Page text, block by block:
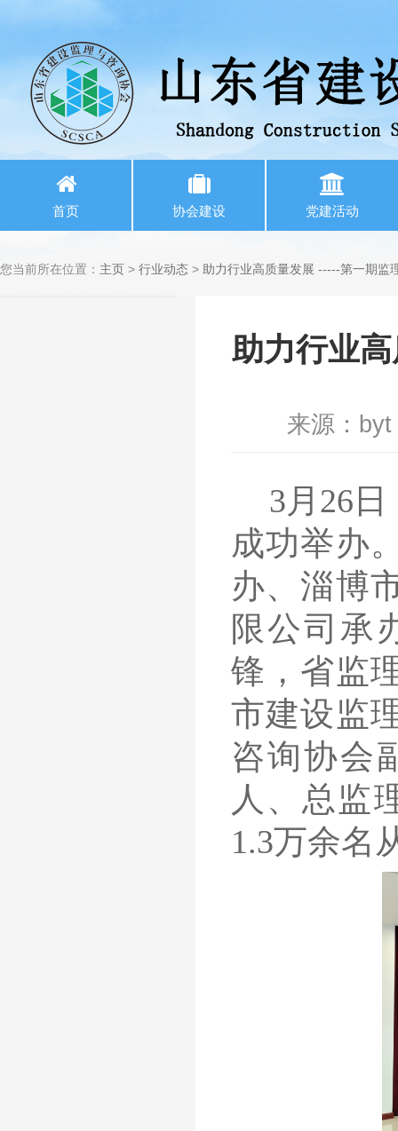
首页 协会建设 党建活动
您当前所在位置： 主页 > 行业动态 > 助力行业高质量发展 -----第一期监
助力行业
来源：byt
3月26
成功举办
办、淄博
限公司承
锋 ，省监
市建设监
咨询协会
人、总监
1.3万余名